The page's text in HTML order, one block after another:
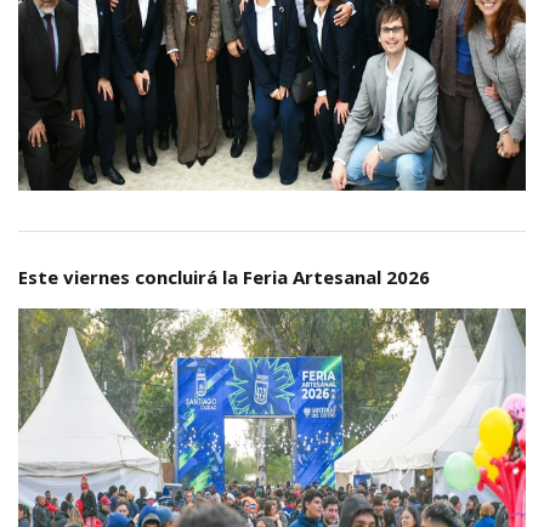
Este viernes concluirá la Feria Artesanal 2026